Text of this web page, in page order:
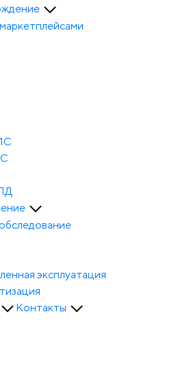
эксплуатация
Контакты